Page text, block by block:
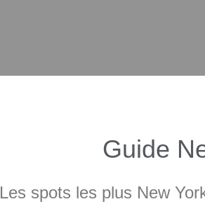
Guide
Les spots les plus New